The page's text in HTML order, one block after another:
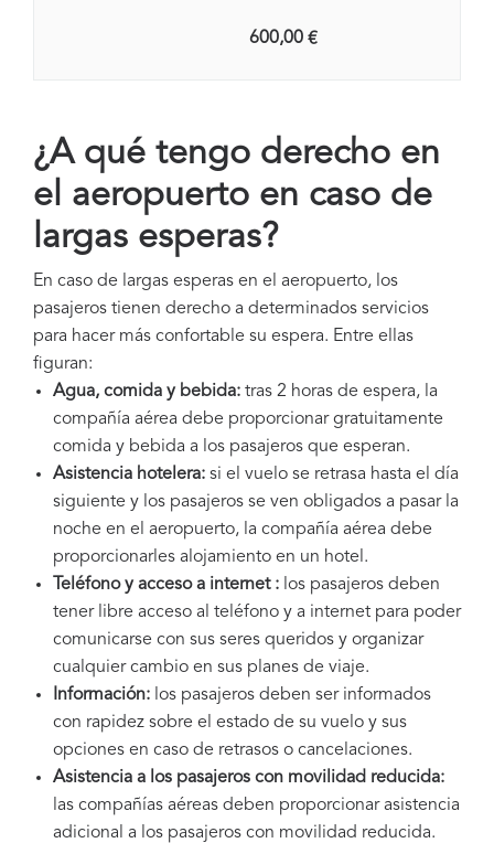
600,00 €
¿A qué tengo derecho en
el aeropuerto en caso de
largas esperas?
En caso de largas esperas en el aeropuerto, los
pasajeros tienen derecho a determinados servicios
para hacer más confortable su espera. Entre ellas
figuran:
Agua, comida y bebida: tras 2 horas de espera, la
compañía aérea debe proporcionar gratuitamente
comida y bebida a los pasajeros que esperan.
Asistencia hotelera: si el vuelo se retrasa hasta el día
siguiente y los pasajeros se ven obligados a pasar la
noche en el aeropuerto, la compañía aérea debe
proporcionarles alojamiento en un hotel.
Teléfono y acceso a internet : los pasajeros deben
tener libre acceso al teléfono y a internet para poder
comunicarse con sus seres queridos y organizar
cualquier cambio en sus planes de viaje.
Información: los pasajeros deben ser informados
con rapidez sobre el estado de su vuelo y sus
opciones en caso de retrasos o cancelaciones.
Asistencia a los pasajeros con movilidad reducida:
las compañías aéreas deben proporcionar asistencia
adicional a los pasajeros con movilidad reducida.